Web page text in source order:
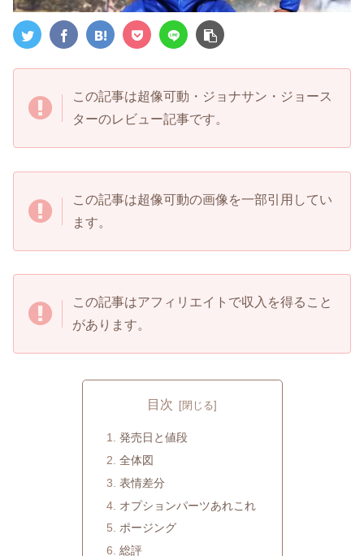
この記事は超像可動・ジョナサン・ジョース
ターのレビュー記事です。
この記事は超像可動の画像を一部引用してい
ます。
この記事はアフィリエイトで収入を得ること
があります。
目次
発売日と値段
全体図
表情差分
オプションパーツあれこれ
ポージング
総評